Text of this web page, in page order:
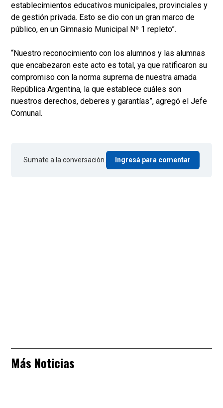
establecimientos educativos municipales, provinciales y
de gestión privada. Esto se dio con un gran marco de
público, en un Gimnasio Municipal Nº 1 repleto”.
“Nuestro reconocimiento con los alumnos y las alumnas
que encabezaron este acto es total, ya que ratificaron su
compromiso con la norma suprema de nuestra amada
República Argentina, la que establece cuáles son
nuestros derechos, deberes y garantías”, agregó el Jefe
Comunal.
Sumate a la conversación. Ingresá para comentar
Más Noticias